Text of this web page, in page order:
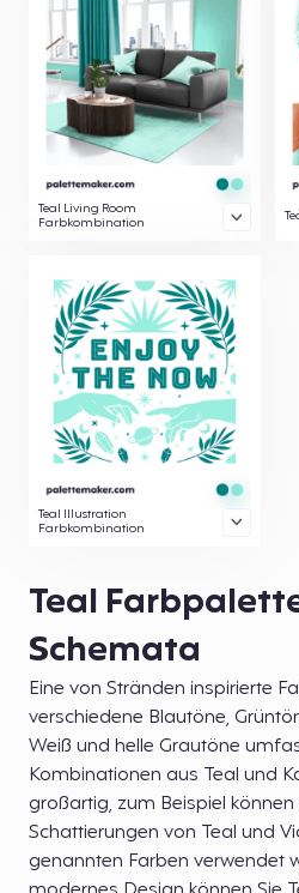
Teal Living Room
Farbkombination
Teal Illustration
Farbkombination
Teal
Schemata
Eine von Stränden inspirierte
verschiedene Blautöne,
Weiß und helle Grautöne
Kombinationen aus Teal und
großartig, zum Beispiel
Schattierungen von Teal und
genannten Farben verwendet